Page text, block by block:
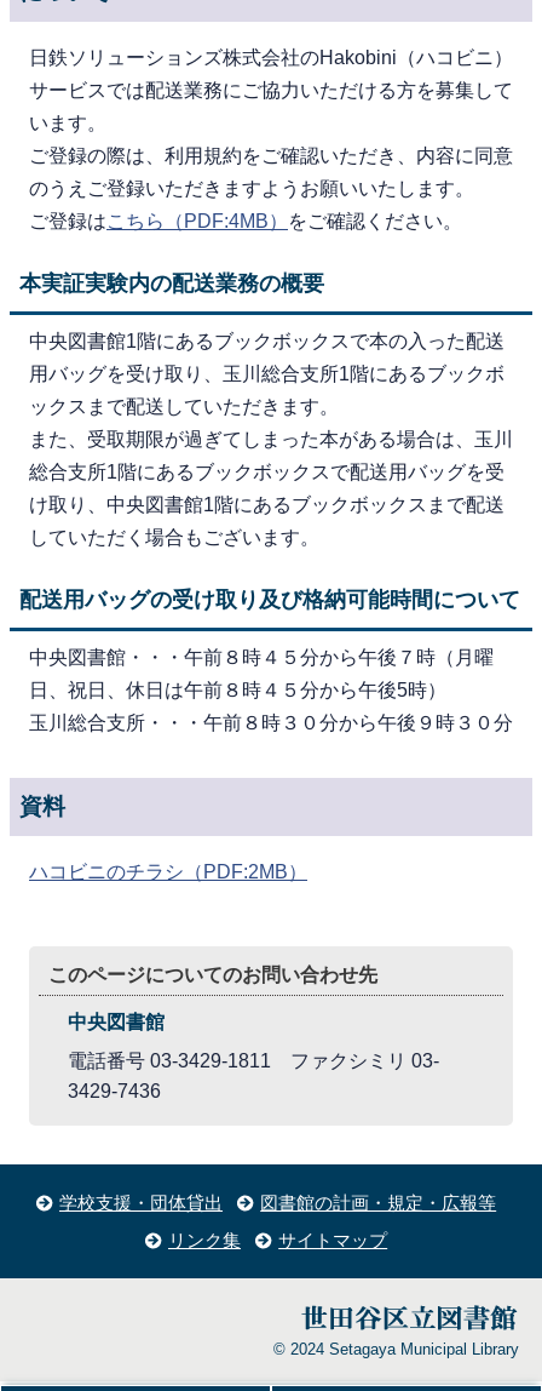
日鉄ソリューションズ株式会社のHakobini（ハコビニ）
サービスでは配送業務にご協力いただける方を募集して
います。
ご登録の際は、利用規約をご確認いただき、内容に同意
のうえご登録いただきますようお願いいたします。
ご登録はこちら （PDF:4MB） をご確認ください。
本実証実験内の配送業務の概要
中央図書館1階にあるブックボックスで本の入った配送
用バッグを受け取り、玉川総合支所1階にあるブックボ
ックスまで配送していただきます。
また、受取期限が過ぎてしまった本がある場合は、玉川
総合支所1階にあるブックボックスで配送用バッグを受
け取り、中央図書館1階にあるブックボックスまで配送
していただく場合もございます。
配送用バッグの受け取り及び格納可能時間について
中央図書館・・・午前８時４５分から午後７時（月曜
日、祝日、休日は午前８時４５分から午後5時）
玉川総合支所・・・午前８時３０分から午後９時３０分
資料
ハコビニのチラシ （PDF:2MB）
このページについてのお問い合わせ先
中央図書館
電話番号 03-3429-1811 ファクシミリ 03-
3429-7436
学校支援・団体貸出
図書館の計画・規定・広報等
リンク集
サイトマップ
© 2024 Setagaya Municipal Library